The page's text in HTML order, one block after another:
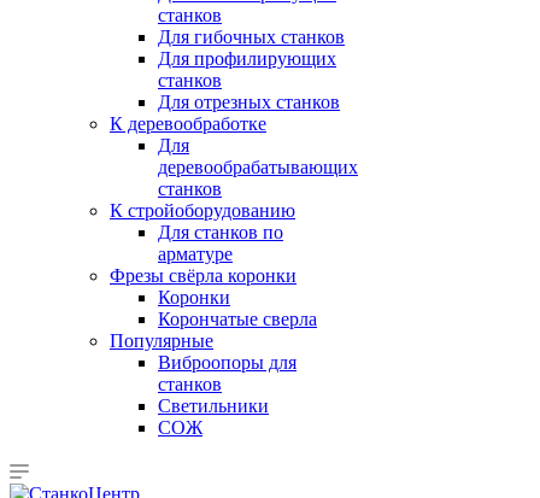
станков
Для гибочных станков
Для профилирующих
станков
Для отрезных станков
К деревообработке
Для
деревообрабатывающих
станков
К стройоборудованию
Для станков по
арматуре
Фрезы свёрла коронки
Коронки
Корончатые сверла
Популярные
Виброопоры для
станков
Светильники
СОЖ